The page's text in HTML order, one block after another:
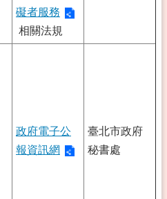
礙者服務
相關法規
政府電子公
報資訊網
臺北市政府
秘書處